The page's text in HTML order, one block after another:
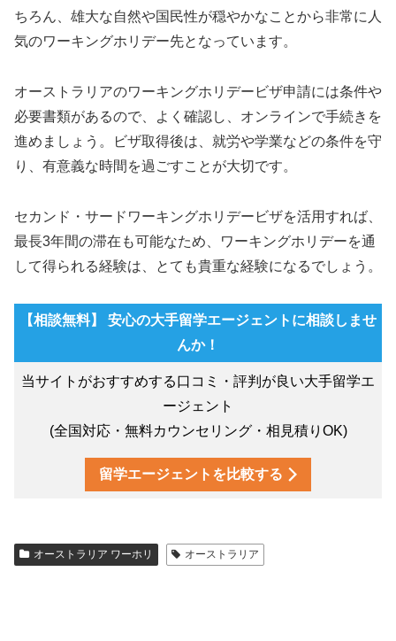
ちろん、雄大な自然や国民性が穏やかなことから非常に人
気のワーキングホリデー先となっています。
オーストラリアのワーキングホリデービザ申請には条件や
必要書類があるので、よく確認し、オンラインで手続きを
進めましょう。ビザ取得後は、就労や学業などの条件を守
り、有意義な時間を過ごすことが大切です。
セカンド・サードワーキングホリデービザを活用すれば、
最長3年間の滞在も可能なため、ワーキングホリデーを通
して得られる経験は、とても貴重な経験になるでしょう。
【相談無料】 安心の大手留学エージェントに相談しませ
んか！
当サイトがおすすめする口コミ・評判が良い大手留学エ
ージェント
(全国対応・無料カウンセリング・相見積りOK)
留学エージェントを比較する
オーストラリア ワーホリ オーストラリア